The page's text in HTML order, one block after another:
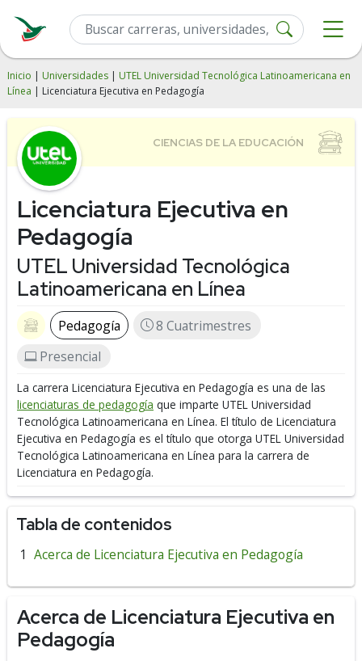
Inicio | Universidades | UTEL Universidad Tecnológica Latinoamericana en
Línea | Licenciatura Ejecutiva en Pedagogía
Licenciatura Ejecutiva en
Pedagogía
UTEL Universidad Tecnológica
Latinoamericana en Línea
Pedagogía
8 Cuatrimestres
Presencial
La carrera Licenciatura Ejecutiva en Pedagogía es una de las
licenciaturas de pedagogía que imparte UTEL Universidad
Tecnológica Latinoamericana en Línea. El título de Licenciatura
Ejecutiva en Pedagogía es el título que otorga UTEL Universidad
Tecnológica Latinoamericana en Línea para la carrera de
Licenciatura en Pedagogía.
Tabla de contenidos
Acerca de Licenciatura Ejecutiva en Pedagogía
Acerca de Licenciatura Ejecutiva en
Pedagogía